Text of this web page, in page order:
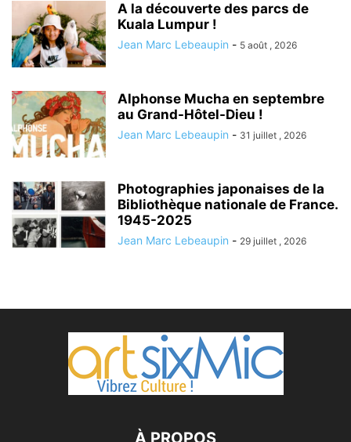
A la découverte des parcs de
Kuala Lumpur !
Jean Marc Lebeaupin - 5 août , 2026
Alphonse Mucha en septembre
au Grand-Hôtel-Dieu !
Jean Marc Lebeaupin - 31 juillet , 2026
Photographies japonaises de la
Bibliothèque nationale de France.
1945-2025
Jean Marc Lebeaupin - 29 juillet , 2026